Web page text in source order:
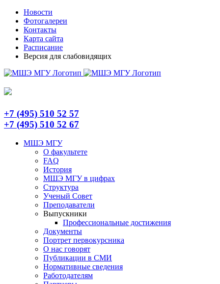
Skip
content
TelegramНовости
Фотогалереи
Контакты
Карта сайта
Расписание
Версия для слабовидящих
+7 (495) 510 52 57
+7 (495) 510 52 67
МШЭ МГУ
О факультете
FAQ
История
МШЭ МГУ в цифрах
Структура
Ученый Совет
Преподаватели
Выпускники
Профессиональные достижения
Документы
Портрет первокурсника
О нас говорят
Публикации в СМИ
Нормативные сведения
Работодателям